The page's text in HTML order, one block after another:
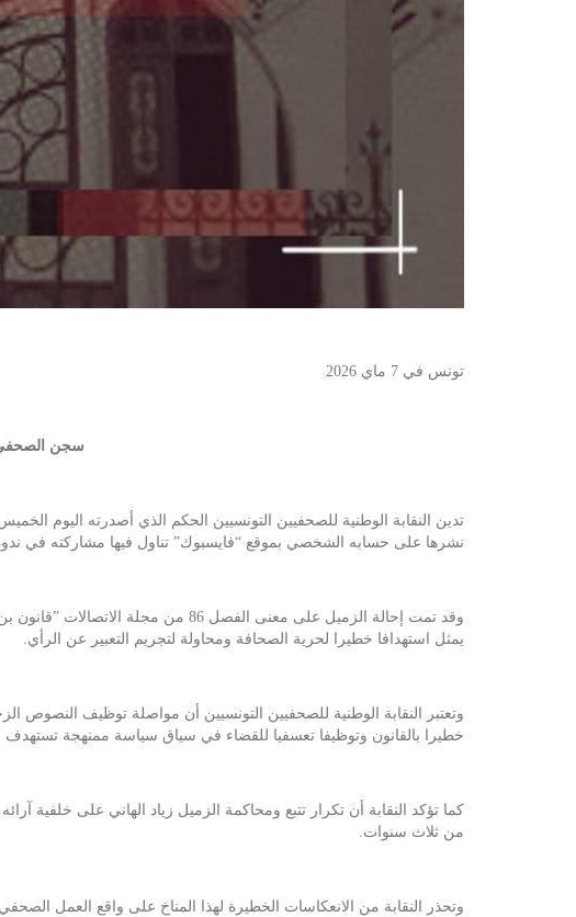
تونس في 7 ماي 2026
سجن الصحفي
نشرها على حسابه الشخصي بموقع “فايسبوك” تناول فيها مشاركته في
وقد تمت إحالة الزميل على معنى
يمثل استهدافا خطيرا لحرية الصحافة ومحاولة لتجريم التعبير عن الرأي.
خطيرا بالقانون وتوظيفا تعسفيا للقضاء في سياق سياسة ممنهجة تستهدف
كما تؤكد النقابة أن تكرار تتبع ومحاكمة الزميل زياد الهاني على خلفية
من ثلاث سنوات.
وتحذر النقابة من الانعكاسات الخطيرة لهذا المناخ على واقع العمل